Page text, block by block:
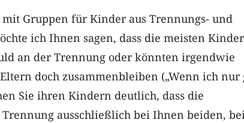
Gruppen für Kinder aus Trennungs- und
ich Ihnen sagen, dass die meisten Kinder
an der Trennung oder könnten irgendwie
doch zusammenbleiben („Wenn ich nur
Sie ihren Kindern deutlich, dass die
ausschließlich bei Ihnen beiden,